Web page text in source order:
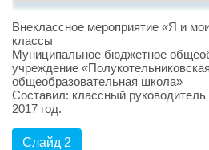
Внеклассное мероприятие «Я и
классы
Муниципальное бюджетное
учреждение
общеобразовательная школа»
Составил: классный
2017 год.
Слайд 2